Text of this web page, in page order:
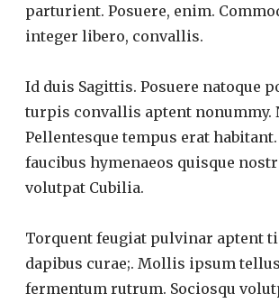
parturient. Posuere, enim.
integer libero, convallis.
Id duis Sagittis. Posuere natoque
turpis convallis aptent nonummy.
Pellentesque tempus erat
faucibus hymenaeos quisque
volutpat Cubilia.
Torquent feugiat pulvinar aptent
dapibus curae;. Mollis ipsum
fermentum rutrum. Sociosqu